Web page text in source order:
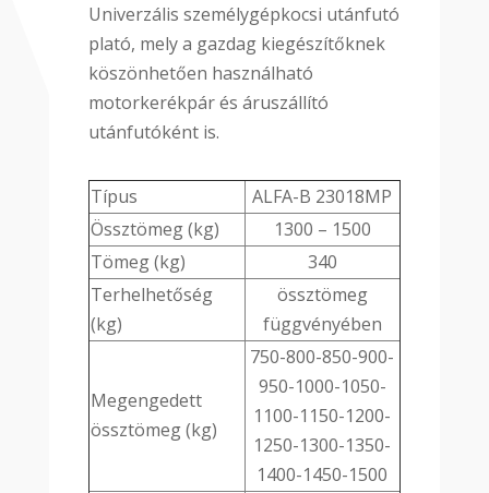
Univerzális személygépkocsi utánfutó
plató, mely a gazdag kiegészítőknek
köszönhetően használható
motorkerékpár és áruszállító
utánfutóként is.
Típus
ALFA-B 23018MP
Össztömeg (kg)
1300 – 1500
Tömeg (kg)
340
Terhelhetőség
(kg)
össztömeg
függvényében
Megengedett
össztömeg (kg)
750-800-850-900-
950-1000-1050-
1100-1150-1200-
1250-1300-1350-
1400-1450-1500